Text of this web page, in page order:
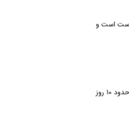
است و
ترکیب و مقدار مصرف هر دو بسته مشابه است و تفاوت اصلی آن‌ها در تعداد قرص و طول دوره مصرف است. مدل 60 عددی با مصرف روزانه 6 قرص برای حدود 10 روز